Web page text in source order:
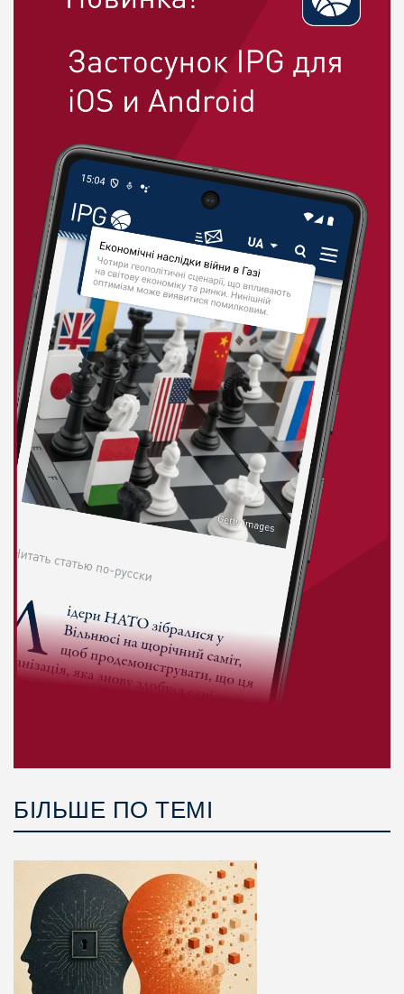
БІЛЬШЕ ПО ТЕМІ